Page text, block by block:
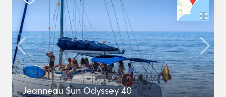
Jeanneau Sun Odyssey 40